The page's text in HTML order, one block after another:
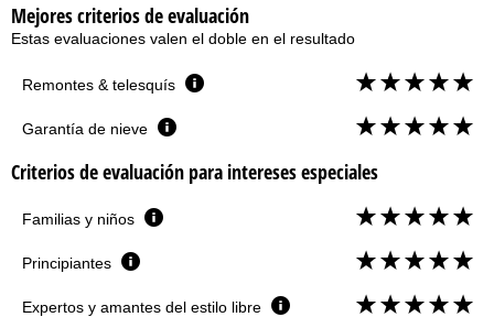
Mejores criterios de evaluación
Estas evaluaciones valen el doble en el resultado
Remontes & telesquís
Garantía de nieve
Criterios de evaluación para intereses especiales
Familias y niños
Principiantes
Expertos y amantes del estilo libre